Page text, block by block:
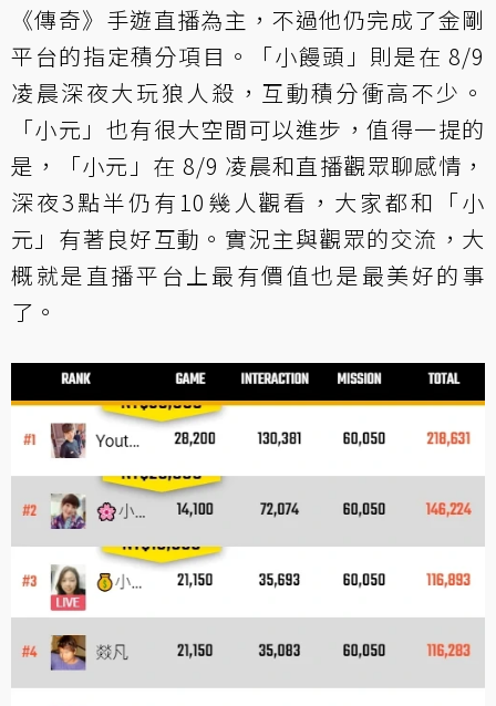
《傳奇》手遊直播為主，不過他仍完成了金剛
平台的指定積分項目。「小饅頭」則是在 8/9
凌晨深夜大玩狼人殺，互動積分衝高不少。
「小元」也有很大空間可以進步，值得一提的
是，「小元」在 8/9 凌晨和直播觀眾聊感情，
深夜3點半仍有10幾人觀看，大家都和「小
元」有著良好互動。實況主與觀眾的交流，大
概就是直播平台上最有價值也是最美好的事
了。